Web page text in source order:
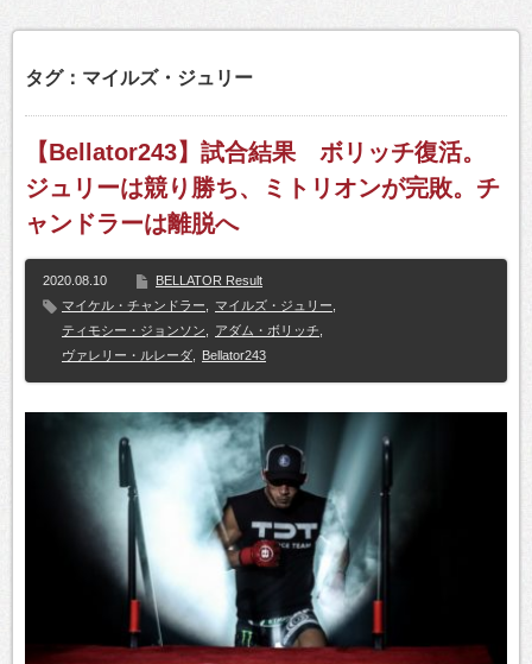
タグ：マイルズ・ジュリー
【Bellator243】試合結果 ボリッチ復活。
ジュリーは競り勝ち、ミトリオンが完敗。チ
ャンドラーは離脱へ
2020.08.10
BELLATOR Result
マイケル・チャンドラー
マイルズ・ジュリー
ティモシー・ジョンソン
アダム・ボリッチ
ヴァレリー・ルレーダ
Bellator243